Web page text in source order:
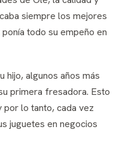
siempre los mejores
todo su empeño en
hijo, algunos años más
primera fresadora. Esto
lo tanto, cada vez
juguetes en negocios